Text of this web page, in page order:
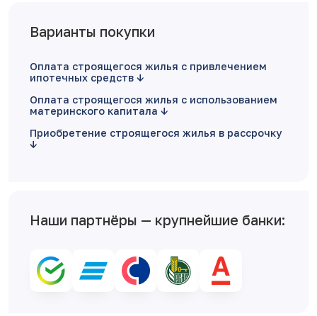
Варианты покупки
Оплата строящегося жилья с привлечением
ипотечных средств
Оплата строящегося жилья с использованием
материнского капитала
Приобретение строящегося жилья в рассрочку
Наши партнёры — крупнейшие банки: